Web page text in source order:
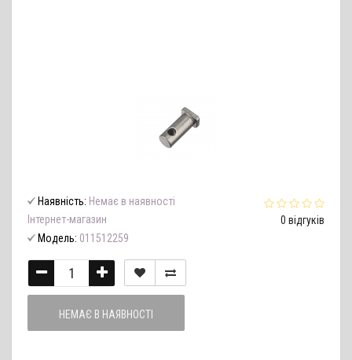
0 відгуків
Наявність: Немає в наявності
Інтернет-магазин
Модель: 011512259
НЕМАЄ В НАЯВНОСТІ